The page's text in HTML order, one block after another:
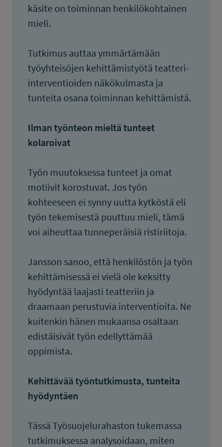
käsite on toiminnan henkilökohtainen
mieli.
Tutkimus auttaa ymmärtämään
työyhteisöjen kehittämistyötä teatteri-
interventioiden näkökulmasta ja
tunteita osana toiminnan kehittämistä.
Ilman työnteon mieltä tunteet
kolaroivat
Työn muutoksessa tunteet ja omat
motiivit korostuvat. Jos työn
kohteeseen ei synny uutta kytköstä eli
työn tekemisestä puuttuu mieli, tämä
voi aiheuttaa tunneperäisiä ristiriitoja.
Jansson sanoo, että henkilöstön ja työn
kehittämisessä ei vielä ole keksitty
hyödyntää laajasti teatteriin ja
draamaan perustuvia interventioita. Ne
kuitenkin hänen mukaansa osaltaan
edistäisivät työn edellyttämää
oppimista.
Kehittävää työntutkimusta, tunteita
hyödyntäen
Tässä Työsuojelurahaston tukemassa
tutkimuksessa analysoidaan, miten